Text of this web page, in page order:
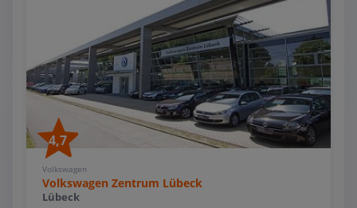
4,7
Volkswagen
Volkswagen Zentrum Lübeck
Lübeck